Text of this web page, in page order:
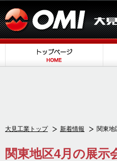
大見工業トップ 新着情報 関東地
関東地区4月の展示